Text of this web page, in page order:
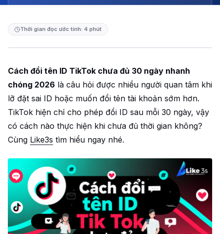
Thời gian đọc ước tính: 4 phút
Cách đổi tên ID TikTok chưa đủ 30 ngày nhanh
chóng 2026 là câu hỏi được nhiều người quan tâm khi
lỡ đặt sai ID hoặc muốn đổi tên tài khoản sớm hơn.
TikTok hiện chỉ cho phép đổi ID sau mỗi 30 ngày, vậy
có cách nào thực hiện khi chưa đủ thời gian không?
Cùng Like3s tìm hiểu ngay nhé.